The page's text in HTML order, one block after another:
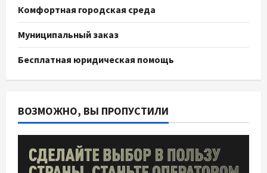
Комфортная городская среда
Муниципальный заказ
Бесплатная юридическая помощь
ВОЗМОЖНО, ВЫ ПРОПУСТИЛИ